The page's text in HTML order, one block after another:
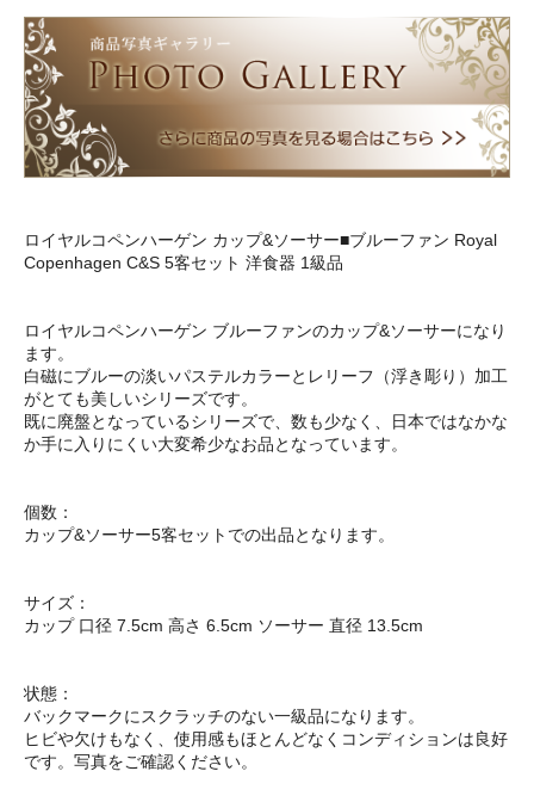
ロイヤルコペンハーゲン カップ&ソーサー■ブルーファン Royal
Copenhagen C&S 5客セット 洋食器 1級品
ロイヤルコペンハーゲン ブルーファンのカップ&ソーサーになり
ます。
白磁にブルーの淡いパステルカラーとレリーフ（浮き彫り）加工
がとても美しいシリーズです。
既に廃盤となっているシリーズで、数も少なく、日本ではなかな
か手に入りにくい大変希少なお品となっています。
個数：
カップ&ソーサー5客セットでの出品となります。
サイズ：
カップ 口径 7.5cm 高さ 6.5cm ソーサー 直径 13.5cm
状態：
バックマークにスクラッチのない一級品になります。
ヒビや欠けもなく、使用感もほとんどなくコンディションは良好
です。写真をご確認ください。